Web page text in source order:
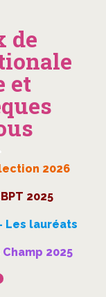
de
et
2026
2025
Les lauréats
2025